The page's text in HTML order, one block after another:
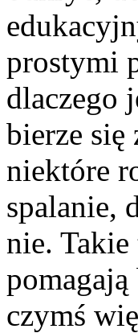
prostymi
dlaczego
bierze się
niektóre
spalanie,
nie.
czymś